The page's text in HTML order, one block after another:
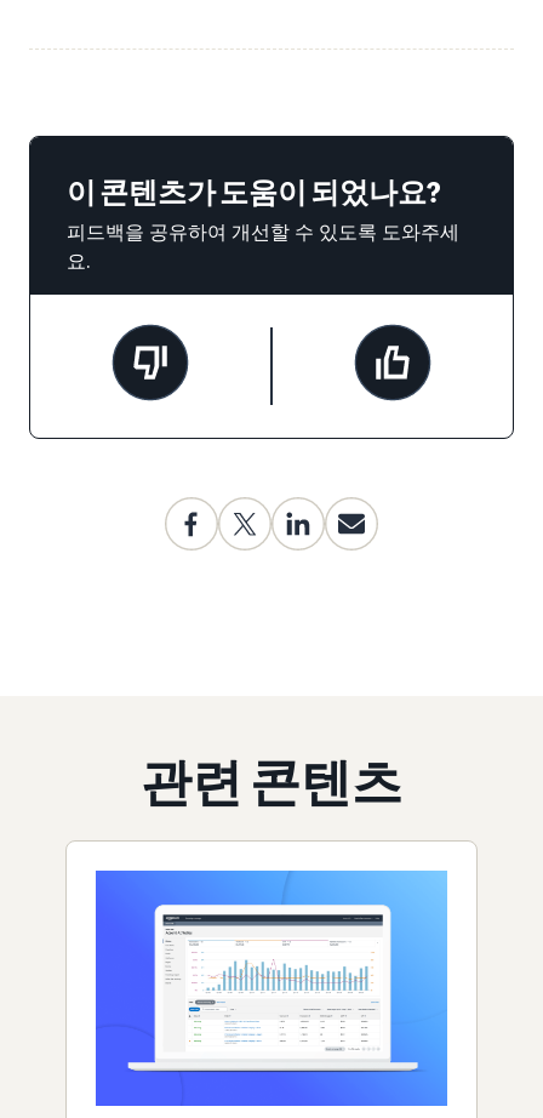
이 콘텐츠가 도움이 되었나요?
피드백을 공유하여 개선할 수 있도록 도와주세
요.
관련 콘텐츠